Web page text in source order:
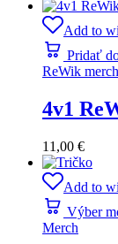
Add to
Pridať
ReWik merch
4v1
11,00 €
Add to
Výber
Merch